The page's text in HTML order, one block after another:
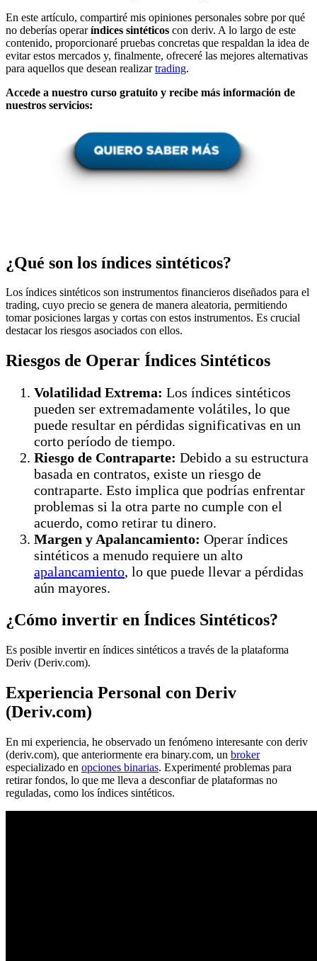
En este artículo, compartiré mis opiniones personales sobre por qué
no deberías operaríndices sintéticos con deriv. A lo largo de este
contenido, proporcionaré pruebas concretas que respaldan la idea de
evitar estos mercados y, finalmente, ofreceré las mejores alternativas
para aquellos que desean realizartrading.
Accede a nuestro curso gratuito y recibe más información de
nuestros servicios:
¿Qué son los índices sintéticos?
Los índices sintéticos son instrumentos financieros diseñados para el
trading, cuyo precio se genera de manera aleatoria, permitiendo
tomar posiciones largas y cortas con estos instrumentos. Es crucial
destacar los riesgos asociados con ellos.
Riesgos de Operar Índices Sintéticos
Volatilidad Extrema: Los índices sintéticos
pueden ser extremadamente volátiles, lo que
puede resultar en pérdidas significativas en un
corto período de tiempo.
Riesgo de Contraparte: Debido a su estructura
basada en contratos, existe un riesgo de
contraparte. Esto implica que podrías enfrentar
problemas si la otra parte no cumple con el
acuerdo, como retirar tu dinero.
Margen y Apalancamiento: Operar índices
sintéticos a menudo requiere un alto
apalancamiento, lo que puede llevar a pérdidas
aún mayores.
¿Cómo invertir en Índices Sintéticos?
Es posible invertir en índices sintéticos a través de la plataforma
Deriv (Deriv.com).
Experiencia Personal con Deriv
(Deriv.com)
En mi experiencia, he observado un fenómeno interesante con deriv
(deriv.com), que anteriormente era binary.com, un broker
especializado en opciones binarias. Experimenté problemas para
retirar fondos, lo que me lleva a desconfiar de plataformas no
reguladas, como los índices sintéticos.